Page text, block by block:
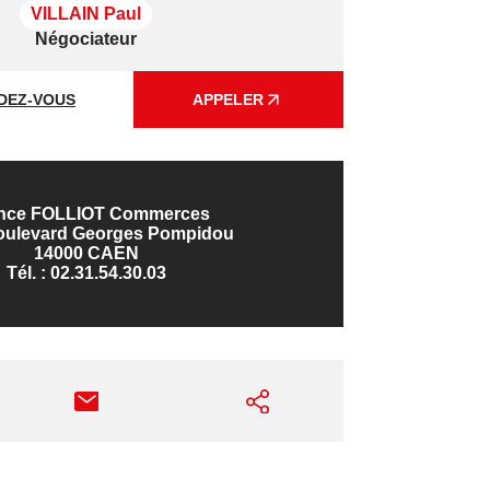
VILLAIN Paul
Négociateur
APPELER
VOUS
FOLLIOT Commerces
Georges Pompidou
14000 CAEN
Tél. : 02.31.54.30.03